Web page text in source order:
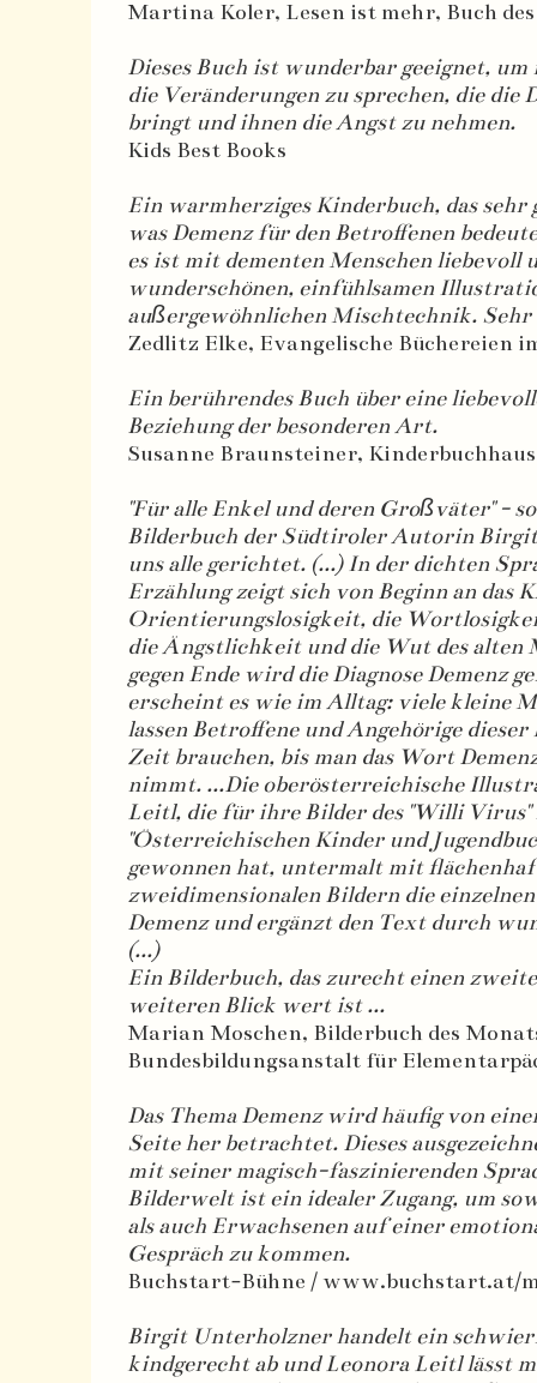
Martina Koler, Lesen ist mehr, Buch
Dieses Buch ist wunderbar geeignet,
die Veränderungen zu sprechen, die die
bringt und ihnen die Angst zu nehmen.
Kids Best Books
Ein warmherziges Kinderbuch, das sehr
was Demenz für den Betroffenen
es ist mit dementen Menschen liebevoll
wunderschönen, einfühlsamen
außergewöhnlichen Mischtechnik. Sehr
Zedlitz Elke, Evangelische Büchereien
Ein berührendes Buch über eine
Beziehung der besonderen Art.
Susanne Braunsteiner, Kinderbuchhaus
"Für alle Enkel und deren Großväter" -
Bilderbuch der Südtiroler Autorin
uns alle gerichtet. (...) In der dichten
Erzählung zeigt sich von Beginn an das
Orientierungslosigkeit, die
die Ängstlichkeit und die Wut des alten
gegen Ende wird die Diagnose Demenz
erscheint es wie im Alltag: viele kleine
lassen Betroffene und Angehörige
Zeit brauchen, bis man das Wort
nimmt. ...Die oberösterreichische
Leitl, die für ihre Bilder des "Willi Virus"
"Österreichischen Kinder und
gewonnen hat, untermalt mit
zweidimensionalen Bildern die
Demenz und ergänzt den Text durch
(...)
Ein Bilderbuch, das zurecht einen
weiteren Blick wert ist ...
Marian Moschen, Bilderbuch des
Bundesbildungsanstalt für
Das Thema Demenz wird häufig von
Seite her betrachtet. Dieses
mit seiner magisch-faszinierenden
Bilderwelt ist ein idealer Zugang, um
als auch Erwachsenen auf einer
Gespräch zu kommen.
Buchstart-Bühne / www.buchstart.at/
Birgit Unterholzner handelt ein
kindgerecht ab und Leonora Leitl lässt